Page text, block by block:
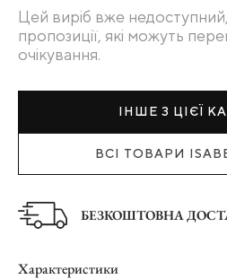
Цей виріб вже
пропозиції, які можуть
очікування.
ІНШЕ З ЦІЄЇ
ВСІ ТОВАРИ
БЕЗКОШТОВНА
Характеристики